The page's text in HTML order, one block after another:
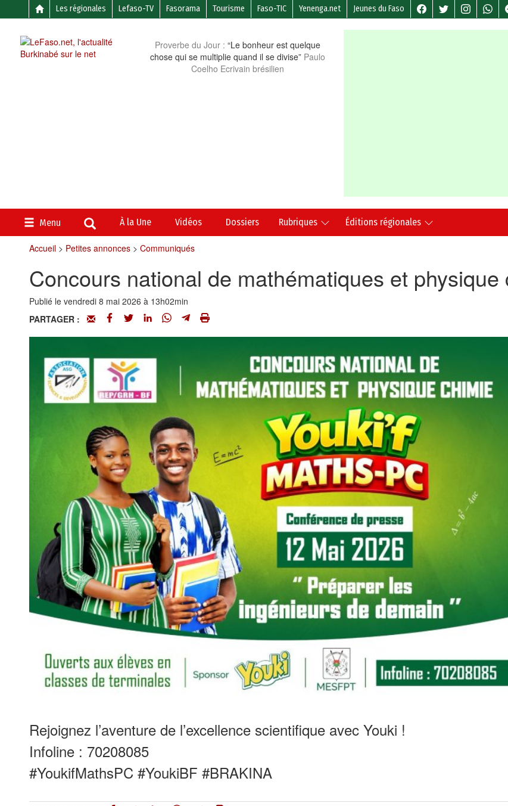
Les régionales Lefaso-TV Fasorama Tourisme Faso-TIC Yenenga.net Jeunes du Faso
Proverbe du Jour : “Le bonheur est quelque
chose qui se multiplie quand il se divise” Paulo
Coelho Ecrivain brésilien
Menu À la Une Vidéos Dossiers Rubriques Éditions régionales
Accueil> Petites annonces> Communiqués
Concours national de mathématiques et physique
Publié le vendredi 8 mai 2026 à 13h02min
PARTAGER :
Rejoignez l’aventure de l’excellence scientifique avec Youki !
Infoline : 70208085
#YoukifMathsPC #YoukiBF #BRAKINA